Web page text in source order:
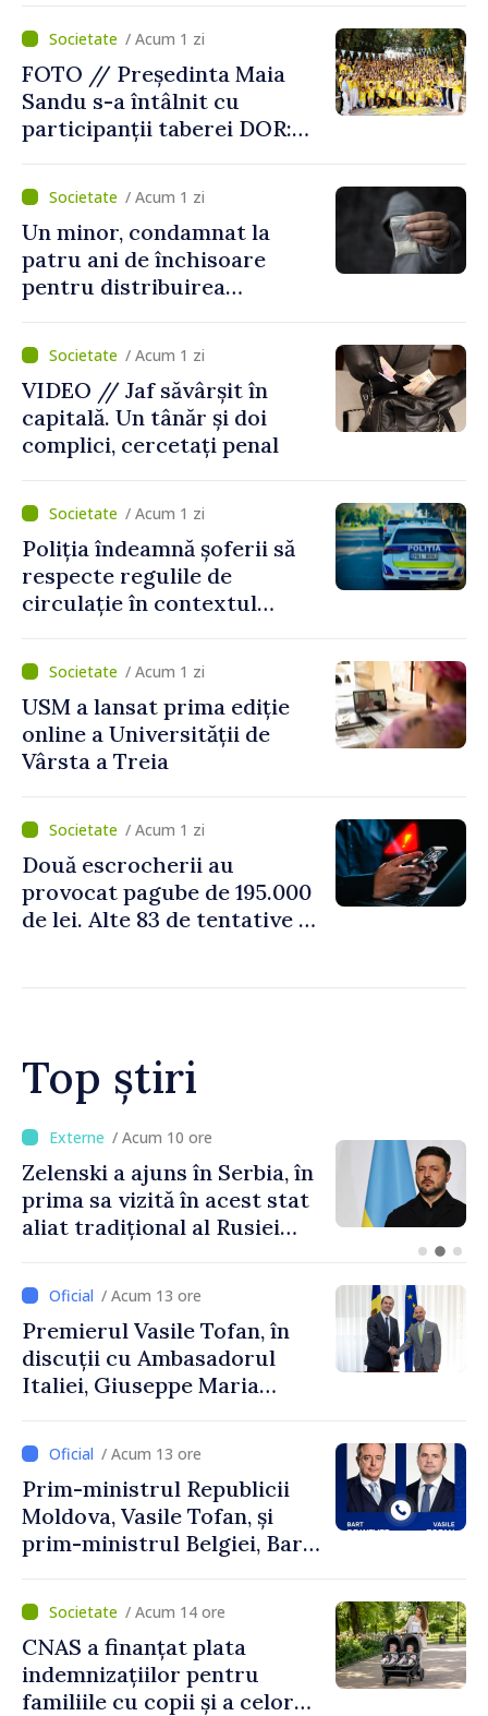
/ Acum 1 zi
FOTO // Președinta Maia
Sandu s-a întâlnit cu
participanții taberei DOR:
noastră rămâne puternică”
/ Acum 1 zi
Un minor, condamnat la
patru ani de închisoare
pentru distribuirea
/ Acum 1 zi
VIDEO // Jaf săvârșit în
capitală. Un tânăr și doi
complici, cercetați penal
/ Acum 1 zi
Poliția îndeamnă șoferii să
respecte regulile de
circulație în contextul
perioada concediilor
/ Acum 1 zi
USM a lansat prima ediție
online a Universității de
Vârsta a Treia
/ Acum 1 zi
Două escrocherii au
provocat pagube de 195.000
de lei. Alte 83 de tentative au
Top știri
/ Acum 10 ore
Zelenski a ajuns în Serbia, în
prima sa vizită în acest stat
aliat tradițional al Rusiei
/ Acum 13 ore
Premierul Vasile Tofan, în
discuții cu Ambasadorul
Italiei, Giuseppe Maria
/ Acum 13 ore
Prim-ministrul Republicii
Moldova, Vasile Tofan, și
prim-ministrul Belgiei, Bart
despre parcursul european
al Republicii Moldova.
/ Acum 14 ore
CNAS a finanțat plata
indemnizațiilor pentru
familiile cu copii și a celor